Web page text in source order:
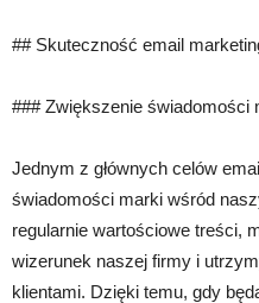
## Skuteczność email
### Zwiększenie świadomości
Jednym z głównych celów
świadomości marki wśród
regularnie wartościowe treści,
wizerunek naszej firmy i
klientami. Dzięki temu, gdy